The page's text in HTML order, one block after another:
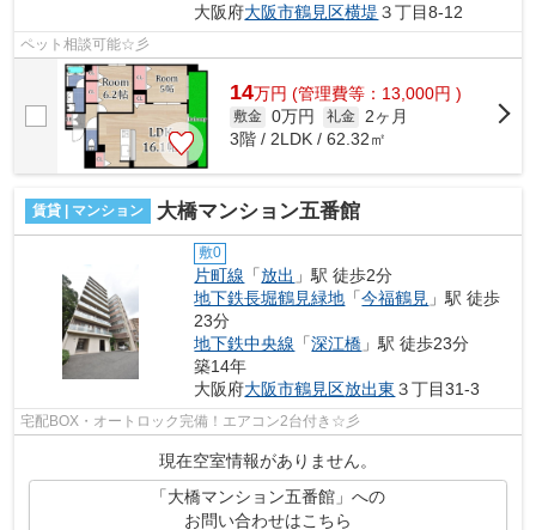
大阪府大阪市鶴見区横堤 ３丁目8-12
ペット相談可能☆彡
14万円 (管理費等：13,000円 )
敷金 0万円 礼金
2ヶ月
3階 / 2LDK / 62.32㎡
賃貸 | マンション 大橋マンション五番館
敷0
片町線 「放出 」駅 徒歩2分
地下鉄長堀鶴見緑地 「今福鶴見 」駅 徒歩
23分
地下鉄中央線 「深江橋 」駅 徒歩23分
築14年
大阪府大阪市鶴見区放出東 ３丁目31-3
宅配BOX・オートロック完備！エアコン2台付き☆彡
現在空室情報がありません。
「大橋マンション五番館」への
お問い合わせはこちら